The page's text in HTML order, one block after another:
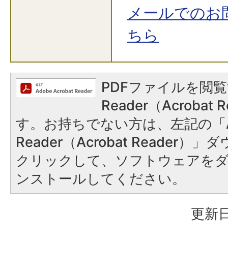
メールでの
ちら
PDFファイルを閲
Reader（Acrobat
す。お持ちでない方は、左記の
Reader（Acrobat Reader）」ダ
クリックして、ソフトウェアを
ンストールしてください。
更新